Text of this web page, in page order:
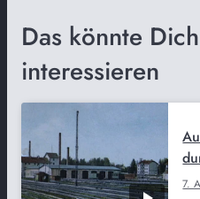
Das könnte
interessieren
7.